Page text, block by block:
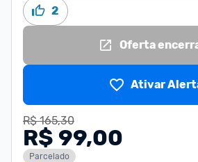
2
Oferta
Ativar
R$ 165,30
R$ 99,00
Parcelado